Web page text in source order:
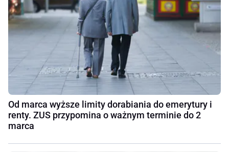
Od marca wyższe limity dorabiania do emerytury i
renty. ZUS przypomina o ważnym terminie do 2
marca